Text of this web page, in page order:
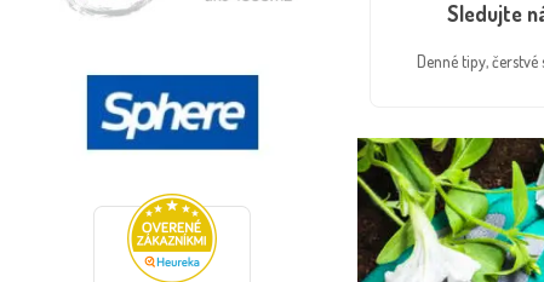
Sledujte
Denné tipy,